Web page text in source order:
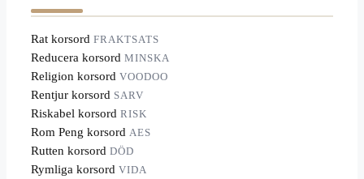
Rat korsord FRAKTSATS
Reducera korsord MINSKA
Religion korsord VOODOO
Rentjur korsord SARV
Riskabel korsord RISK
Rom Peng korsord AES
Rutten korsord DÖD
Rymliga korsord VIDA